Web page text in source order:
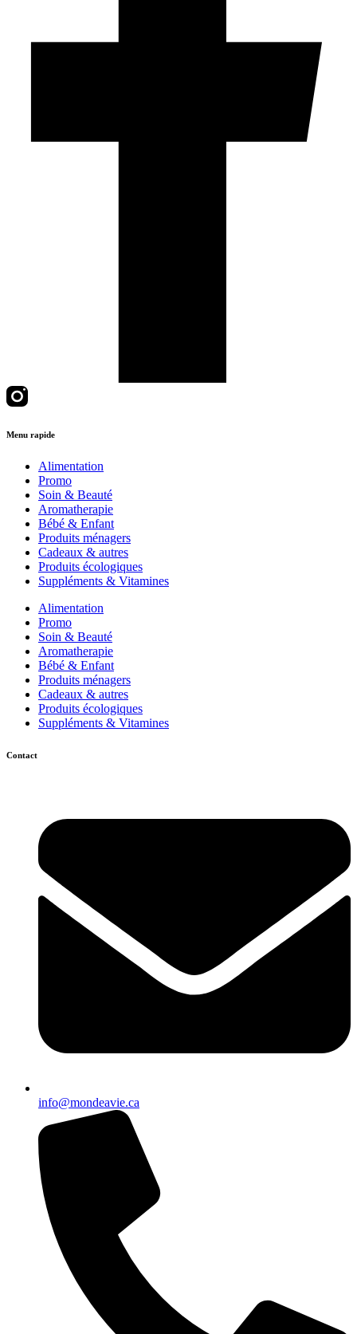
Menu rapide
Alimentation
Promo
Soin & Beauté
Aromatherapie
Bébé & Enfant
Produits ménagers
Cadeaux & autres
Produits écologiques
Suppléments & Vitamines
Alimentation
Promo
Soin & Beauté
Aromatherapie
Bébé & Enfant
Produits ménagers
Cadeaux & autres
Produits écologiques
Suppléments & Vitamines
Contact
info@mondeavie.ca